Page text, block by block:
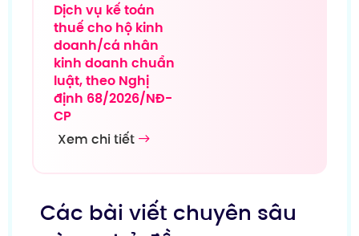
Dịch vụ kế toán
thuế cho hộ kinh
doanh/cá nhân
kinh doanh chuẩn
luật, theo Nghị
định 68/2026/NĐ-
CP
Xem chi tiết
Các bài viết chuyên sâu